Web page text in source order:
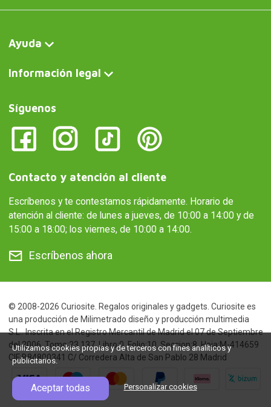
Ayuda
Información legal
Síguenos
Contacto y atención al cliente
Escríbenos y te contestamos rápidamente. Horario de
atención al cliente: de lunes a jueves, de 10:00 a 14:00 y de
15:00 a 18:00; los viernes, de 10:00 a 14:00.
Escríbenos ahora
© 2008-2026 Curiosite. Regalos originales y gadgets. Curiosite es
una producción de Milimetrado diseño y producción multimedia
S.L.. Inscrita en el Registro Mercantil de Madrid el 07 de Septiembre
del 2006. Tomo:23.137. Libro:0. Folio:10. Seccion:8. Hoja:M-414659
CIF:B84800341 C/ Corredera Alta de San Pablo 28 Madrid
Utilizamos cookies propias y de terceros con fines analíticos y
publicitarios.
Aceptar todas Personalizar cookies